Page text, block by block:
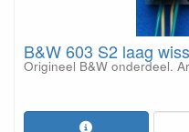
B&W 603 S2 laag
Origineel B&W onderdeel.